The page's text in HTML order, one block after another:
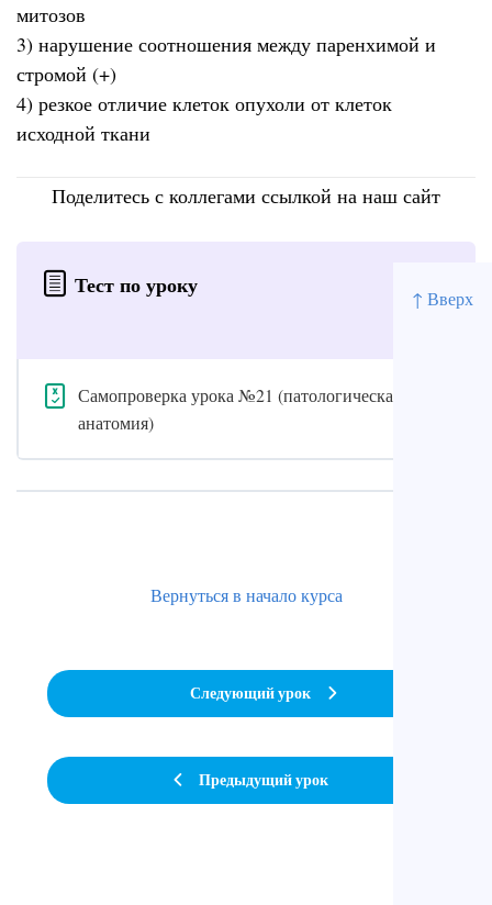
↑ Вверх
митозов
3) нарушение соотношения между паренхимой и
стромой (+)
4) резкое отличие клеток опухоли от клеток
исходной ткани
Поделитесь с коллегами ссылкой на наш сайт
Тест по уроку
Самопроверка урока №21 (патологическая
анатомия)
Предыдущий урок
Вернуться в начало курса
Следующий урок